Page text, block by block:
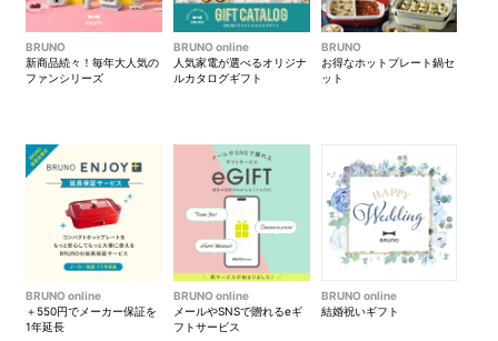
BRUNO
新商品続々！毎年大人気の
ファンシリーズ
BRUNO online
人気家電が選べるオリジナ
ルカタログギフト
BRUNO
お得なホットプレート鍋セ
ット
BRUNO online
＋550円でメーカー保証を
1年延長
BRUNO online
メールやSNSで贈れるeギ
フトサービス
BRUNO online
結婚祝いギフト